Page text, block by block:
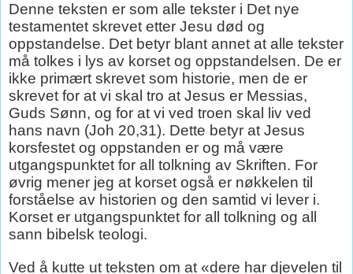
Denne teksten er som alle tekster i Det nye
testamentet skrevet etter Jesu død og
oppstandelse. Det betyr blant annet at alle tekster
må tolkes i lys av korset og oppstandelsen. De er
ikke primært skrevet som historie, men de er
skrevet for at vi skal tro at Jesus er Messias,
Guds Sønn, og for at vi ved troen skal liv ved
hans navn (Joh 20,31). Dette betyr at Jesus
korsfestet og oppstanden er og må være
utgangspunktet for all tolkning av Skriften. For
øvrig mener jeg at korset også er nøkkelen til
forståelse av historien og den samtid vi lever i.
Korset er utgangspunktet for all tolkning og all
sann bibelsk teologi.
Ved å kutte ut teksten om at «dere har djevelen til